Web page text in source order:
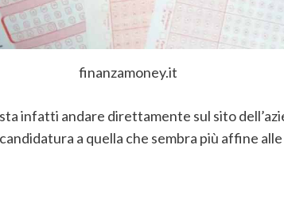
finanzamoney.it
infatti andare direttamente sul sito
a quella che sembra più affine